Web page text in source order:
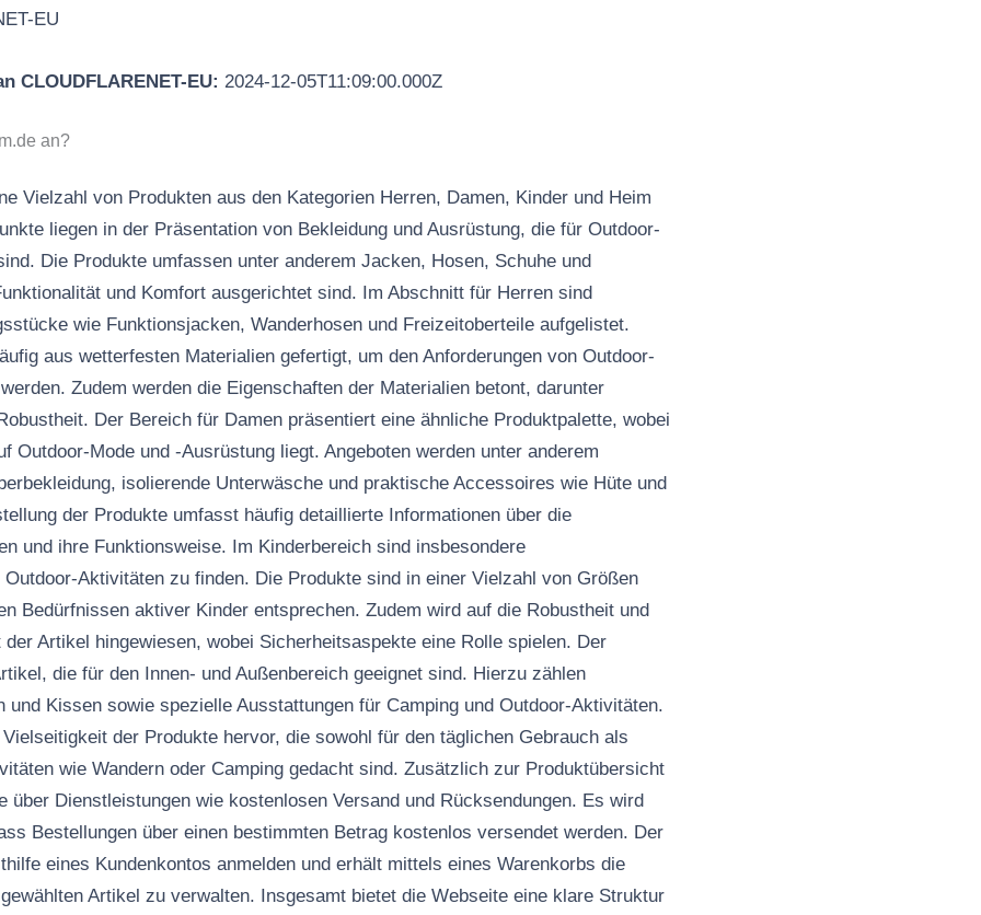
EU
CLOUDFLARENET-EU: 2024-12-05T11:09:00.000Z
an?
Vielzahl von Produkten aus den Kategorien Herren, Damen, Kinder und Heim
liegen in der Präsentation von Bekleidung und Ausrüstung, die für Outdoor-
Die Produkte umfassen unter anderem Jacken, Hosen, Schuhe und
und Komfort ausgerichtet sind. Im Abschnitt für Herren sind
wie Funktionsjacken, Wanderhosen und Freizeitoberteile aufgelistet.
aus wetterfesten Materialien gefertigt, um den Anforderungen von Outdoor-
Zudem werden die Eigenschaften der Materialien betont, darunter
Der Bereich für Damen präsentiert eine ähnliche Produktpalette, wobei
Outdoor-Mode und -Ausrüstung liegt. Angeboten werden unter anderem
isolierende Unterwäsche und praktische Accessoires wie Hüte und
der Produkte umfasst häufig detaillierte Informationen über die
und ihre Funktionsweise. Im Kinderbereich sind insbesondere
Aktivitäten zu finden. Die Produkte sind in einer Vielzahl von Größen
Bedürfnissen aktiver Kinder entsprechen. Zudem wird auf die Robustheit und
Artikel hingewiesen, wobei Sicherheitsaspekte eine Rolle spielen. Der
die für den Innen- und Außenbereich geeignet sind. Hierzu zählen
und Kissen sowie spezielle Ausstattungen für Camping und Outdoor-Aktivitäten.
der Produkte hervor, die sowohl für den täglichen Gebrauch als
wie Wandern oder Camping gedacht sind. Zusätzlich zur Produktübersicht
über Dienstleistungen wie kostenlosen Versand und Rücksendungen. Es wird
Bestellungen über einen bestimmten Betrag kostenlos versendet werden. Der
eines Kundenkontos anmelden und erhält mittels eines Warenkorbs die
Artikel zu verwalten. Insgesamt bietet die Webseite eine klare Struktur